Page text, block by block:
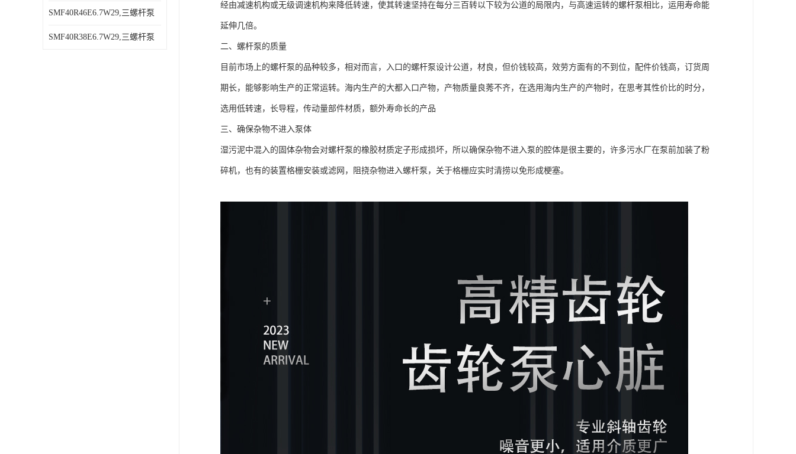
SMF40R46E6.7W29,三螺杆泵
SMF40R38E6.7W29,三螺杆泵
经由减速机构或无级调速机构来降低转速，使其转速坚持在每分三百转以下较为公道的局限内，与高速运转的螺杆泵相比，运用寿命能
延伸几倍。
二、螺杆泵的质量
目前市场上的螺杆泵的品种较多，相对而言，入口的螺杆泵设计公道，材良，但价钱较高，效劳方面有的不到位，配件价钱高，订货周
期长，能够影响生产的正常运转。海内生产的大都入口产物，产物质量良莠不齐，在选用海内生产的产物时，在思考其性价比的时分，
选用低转速，长导程，传动量部件材质，额外寿命长的产品
三、确保杂物不进入泵体
湿污泥中混入的固体杂物会对螺杆泵的橡胶材质定子形成损坏，所以确保杂物不进入泵的腔体是很主要的，许多污水厂在泵前加装了粉
碎机，也有的装置格栅安装或滤网，阻挠杂物进入螺杆泵，关于格栅应实时清捞以免形成梗塞。